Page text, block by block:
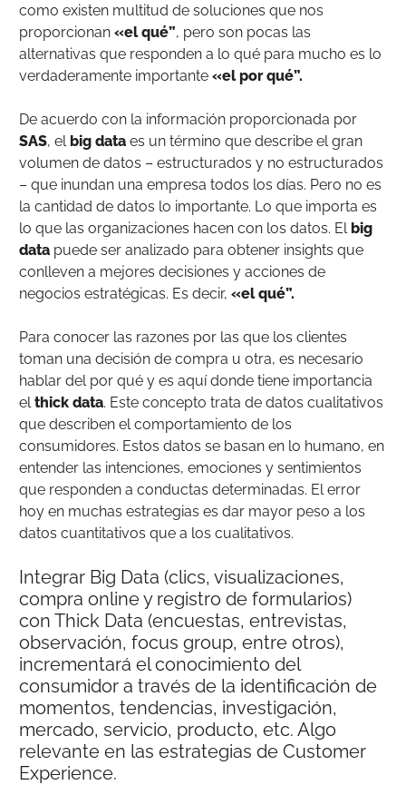
como existen multitud de soluciones que nos
proporcionan «el qué”, pero son pocas las
alternativas que responden a lo qué para mucho es lo
verdaderamente importante «el por qué”.
De acuerdo con la información proporcionada por
SAS, el big data es un término que describe el gran
volumen de datos – estructurados y no estructurados
– que inundan una empresa todos los días. Pero no es
la cantidad de datos lo importante. Lo que importa es
lo que las organizaciones hacen con los datos. El big
data puede ser analizado para obtener insights que
conlleven a mejores decisiones y acciones de
negocios estratégicas. Es decir, «el qué”.
Para conocer las razones por las que los clientes
toman una decisión de compra u otra, es necesario
hablar del por qué y es aquí donde tiene importancia
el thick data. Este concepto trata de datos cualitativos
que describen el comportamiento de los
consumidores. Estos datos se basan en lo humano, en
entender las intenciones, emociones y sentimientos
que responden a conductas determinadas. El error
hoy en muchas estrategias es dar mayor peso a los
datos cuantitativos que a los cualitativos.
Integrar Big Data (clics, visualizaciones,
compra online y registro de formularios)
con Thick Data (encuestas, entrevistas,
observación, focus group, entre otros),
incrementará el conocimiento del
consumidor a través de la identificación de
momentos, tendencias, investigación,
mercado, servicio, producto, etc. Algo
relevante en las estrategias de Customer
Experience.